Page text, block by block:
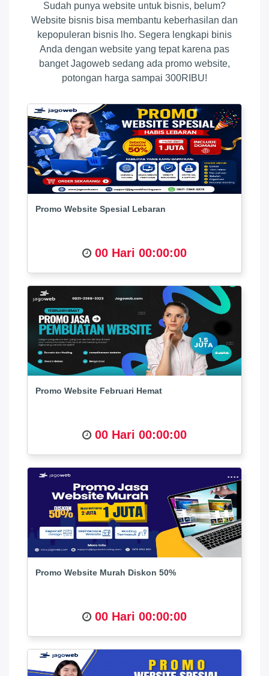
Sudah punya website untuk bisnis, belum?
Website bisnis bisa membantu keberhasilan dan
kepopuleran bisnis lho. Segera lengkapi binis
Anda dengan website yang tepat karena pas
banget Jagoweb sedang ada promo website,
potongan harga sampai 300RIBU!
Promo Website Spesial Lebaran
00 Hari 00:00:00
Promo Website Februari Hemat
00 Hari 00:00:00
Promo Website Murah Diskon 50%
00 Hari 00:00:00